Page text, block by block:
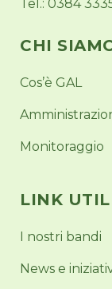
Tel.: 0384
CHI
Cos’è GAL
Monitoraggio
LINK
I nostri bandi
News e